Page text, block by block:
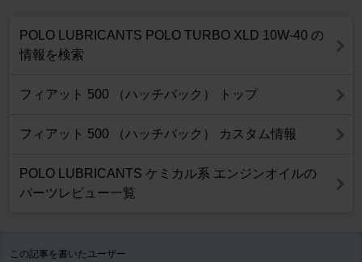
POLO LUBRICANTS POLO TURBO XLD 10W-40 の
情報を検索
フィアット 500 （ハッチバック） トップ
フィアット 500 （ハッチバック） カスタム情報
POLO LUBRICANTS ケミカル系 エンジンオイルの
パーツレビュー一覧
この記事を書いたユーザー